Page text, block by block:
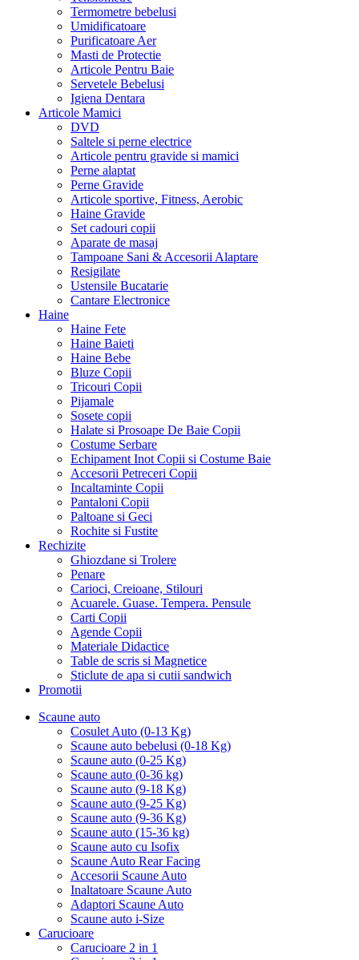
Termometre bebelusi
Umidificatoare
Purificatoare Aer
Masti de Protectie
Articole Pentru Baie
Servetele Bebelusi
Igiena Dentara
Articole Mamici
DVD
Saltele si perne electrice
Articole pentru gravide si mamici
Perne alaptat
Perne Gravide
Articole sportive, Fitness, Aerobic
Haine Gravide
Set cadouri copii
Aparate de masaj
Tampoane Sani & Accesorii Alaptare
Resigilate
Ustensile Bucatarie
Cantare Electronice
Haine
Haine Fete
Haine Baieti
Haine Bebe
Bluze Copii
Tricouri Copii
Pijamale
Sosete copii
Halate si Prosoape De Baie Copii
Costume Serbare
Echipament Inot Copii si Costume Baie
Accesorii Petreceri Copii
Incaltaminte Copii
Pantaloni Copii
Paltoane si Geci
Rochite si Fustite
Rechizite
Ghiozdane si Trolere
Penare
Carioci, Creioane, Stilouri
Acuarele. Guase. Tempera. Pensule
Carti Copii
Agende Copii
Materiale Didactice
Table de scris si Magnetice
Sticlute de apa si cutii sandwich
Promotii
Scaune auto
Cosulet Auto (0-13 Kg)
Scaune auto bebelusi (0-18 Kg)
Scaune auto (0-25 Kg)
Scaune auto (0-36 kg)
Scaune auto (9-18 Kg)
Scaune auto (9-25 Kg)
Scaune auto (9-36 Kg)
Scaune auto (15-36 kg)
Scaune auto cu Isofix
Scaune Auto Rear Facing
Accesorii Scaune Auto
Inaltatoare Scaune Auto
Adaptori Scaune Auto
Scaune auto i-Size
Carucioare
Carucioare 2 in 1